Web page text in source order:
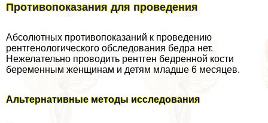
Противопоказания для проведения
Абсолютных противопоказаний к проведению
рентгенологического обследования бедра нет.
Нежелательно проводить рентген бедренной кости
беременным женщинам и детям младше 6 месяцев.
Альтернативные методы исследования